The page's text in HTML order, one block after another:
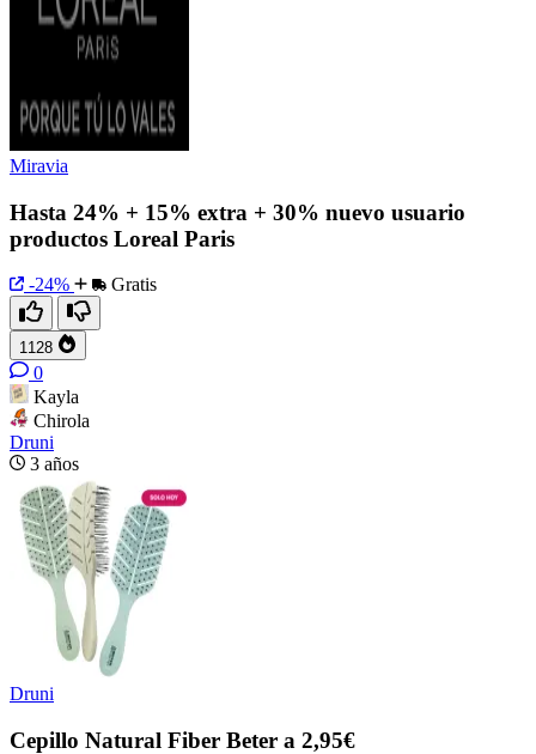
Miravia
Hasta 24% + 15% extra + 30% nuevo usuario
productos Loreal Paris
-24% Gratis
1128
0
Kayla
Chirola
Druni
3 años
Druni
Cepillo Natural Fiber Beter a 2,95€